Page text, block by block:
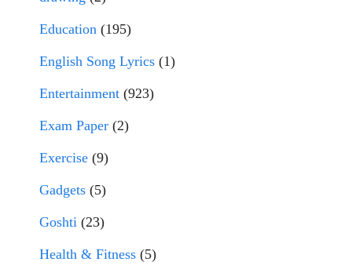
Education (195)
English Song Lyrics (1)
Entertainment (923)
Exam Paper (2)
Exercise (9)
Gadgets (5)
Goshti (23)
Health & Fitness (5)